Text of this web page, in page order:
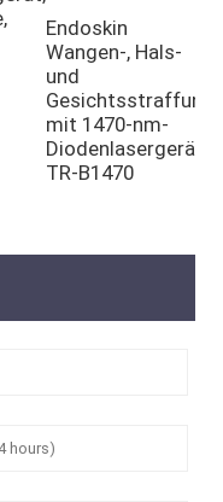
Endoskin
Wangen-, Hals-
und
Gesichtsstraffung
mit 1470-nm-
Diodenlasergerät
TR-B1470